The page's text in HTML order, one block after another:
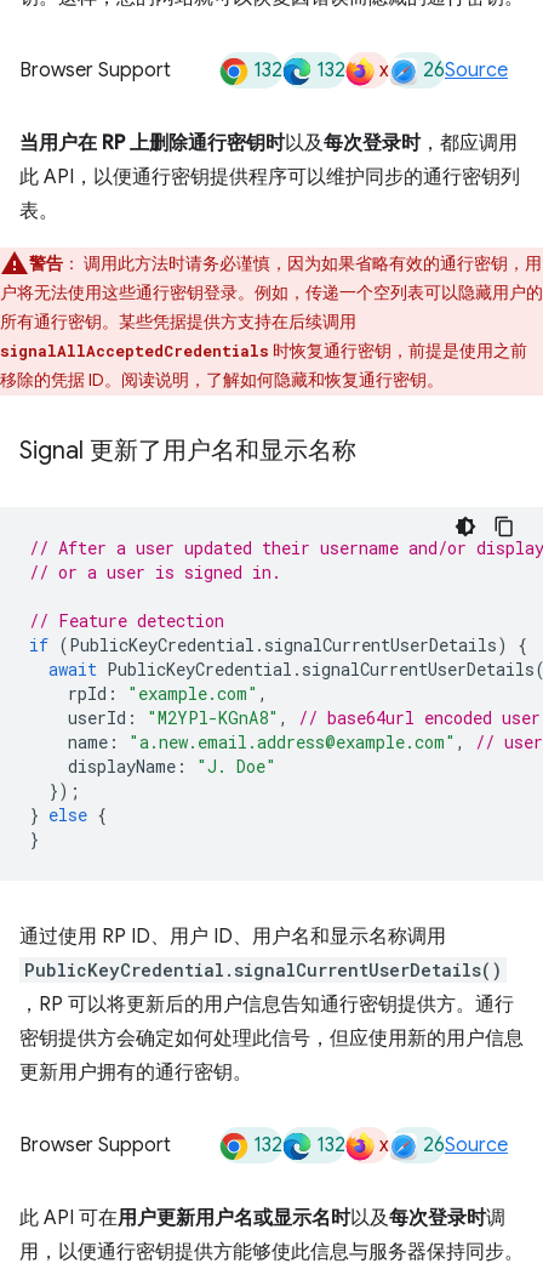
Browser Support 132 132 x 26Source
当用户在 RP 上删除通行密钥时以及每次登录时，都应调用
此 API，以便通行密钥提供程序可以维护同步的通行密钥列
表。
警告 ： 调用此方法时请务必谨慎，因为如果省略有效的通行密钥，用
户将无法使用这些通行密钥登录。例如，传递一个空列表可以隐藏用户的
所有通行密钥。某些凭据提供方支持在后续调用
signalAllAcceptedCredentials 时恢复通行密钥，前提是使用之前
移除的凭据 ID。阅读说明，了解如何隐藏和恢复通行密钥。
Signal 更新了用户名和显示名称
// After a user updated their username and/or display
// or a user is signed in.
// Feature detection
if (PublicKeyCredential . signalCurrentUserDetails)
{
await PublicKeyCredential . signalCurrentUserDetails
rpId : "example.com" ,
userId : "M2YPl-KGnA8" ,
// base64url encoded
name : "a.new.email.address@example.com" ,
//
displayName :
"J. Doe"
});
} else {
}
通过使用 RP ID、用户 ID、用户名和显示名称调用
PublicKeyCredential.signalCurrentUserDetails()
，RP 可以将更新后的用户信息告知通行密钥提供方。通行
密钥提供方会确定如何处理此信号，但应使用新的用户信息
更新用户拥有的通行密钥。
Browser Support 132 132 x 26Source
此 API 可在用户更新用户名或显示名时以及每次登录时调
用，以便通行密钥提供方能够使此信息与服务器保持同步。